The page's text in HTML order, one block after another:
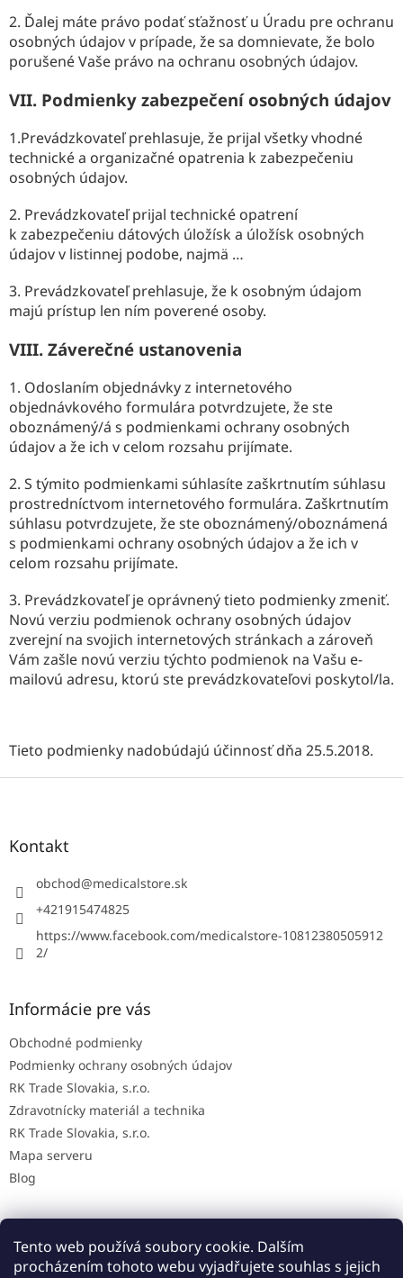
Tento web používá soubory cookie. Dalším
procházením tohoto webu vyjadřujete souhlas s jejich
2. Ďalej máte právo podať sťažnosť u Úradu pre ochranu
osobných údajov v prípade, že sa domnievate, že bolo
porušené Vaše právo na ochranu osobných údajov.
VII. Podmienky zabezpečení osobných údajov
1.Prevádzkovateľ prehlasuje, že prijal všetky vhodné
technické a organizačné opatrenia k zabezpečeniu
osobných údajov.
2. Prevádzkovateľ prijal technické opatrení
k zabezpečeniu dátových úložísk a úložísk osobných
údajov v listinnej podobe, najmä …
3. Prevádzkovateľ prehlasuje, že k osobným údajom
majú prístup len ním poverené osoby.
VIII. Záverečné ustanovenia
1. Odoslaním objednávky z internetového
objednávkového formulára potvrdzujete, že ste
oboznámený/á s podmienkami ochrany osobných
údajov a že ich v celom rozsahu prijímate.
2. S týmito podmienkami súhlasíte zaškrtnutím súhlasu
prostredníctvom internetového formulára. Zaškrtnutím
súhlasu potvrdzujete, že ste oboznámený/oboznámená
s podmienkami ochrany osobných údajov a že ich v
celom rozsahu prijímate.
3. Prevádzkovateľ je oprávnený tieto podmienky zmeniť.
Novú verziu podmienok ochrany osobných údajov
zverejní na svojich internetových stránkach a zároveň
Vám zašle novú verziu týchto podmienok na Vašu e-
mailovú adresu, ktorú ste prevádzkovateľovi poskytol/la.
Tieto podmienky nadobúdajú účinnosť dňa 25.5.2018.
Z
Kontakt
obchod@medicalstore.sk
+421915474825
https://www.facebook.com/medicalstore-10812380505912
2/
Informácie pre vás
Obchodné podmienky
Podmienky ochrany osobných údajov
RK Trade Slovakia, s.r.o.
Zdravotnícky materiál a technika
RK Trade Slovakia, s.r.o.
Mapa serveru
Blog
Mapa AED na Slovensku